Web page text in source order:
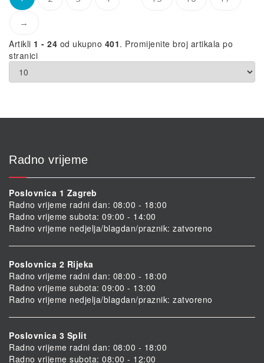
→
Artikli 1 - 24 od ukupno 401. Promijenite broj artikala po
stranici
Radno vrijeme
Poslovnica 1 Zagreb
Radno vrijeme radni dan: 08:00 - 18:00
Radno vrijeme subota: 09:00 - 14:00
Radno vrijeme nedjelja/blagdan/praznik: zatvoreno
Poslovnica 2 Rijeka
Radno vrijeme radni dan: 08:00 - 18:00
Radno vrijeme subota: 09:00 - 13:00
Radno vrijeme nedjelja/blagdan/praznik: zatvoreno
Poslovnica 3 Split
Radno vrijeme radni dan: 08:00 - 18:00
Radno vrijeme subota: 08:00 - 12:00